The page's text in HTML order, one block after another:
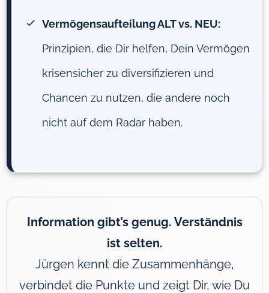
Vermögensaufteilung ALT vs. NEU:
Prinzipien, die Dir helfen, Dein Vermögen
krisensicher zu diversifizieren und
Chancen zu nutzen, die andere noch
nicht auf dem Radar haben.
Information gibt’s genug. Verständnis
ist selten.
Jürgen kennt die Zusammenhänge,
verbindet die Punkte und zeigt Dir, wie Du